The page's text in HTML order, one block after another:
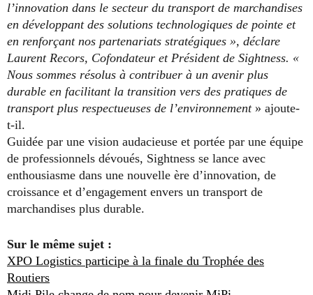
l’innovation dans le secteur du transport de marchandises
en développant des solutions technologiques de pointe et
en renforçant nos partenariats stratégiques », déclare
Laurent Recors, Cofondateur et Président de Sightness. «
Nous sommes résolus à contribuer à un avenir plus
durable en facilitant la transition vers des pratiques de
transport plus respectueuses de l’environnement» ajoute-
t-il.
Guidée par une vision audacieuse et portée par une équipe
de professionnels dévoués, Sightness se lance avec
enthousiasme dans une nouvelle ère d’innovation, de
croissance et d’engagement envers un transport de
marchandises plus durable.
Sur le même sujet :
XPO Logistics participe à la finale du Trophée des
Routiers